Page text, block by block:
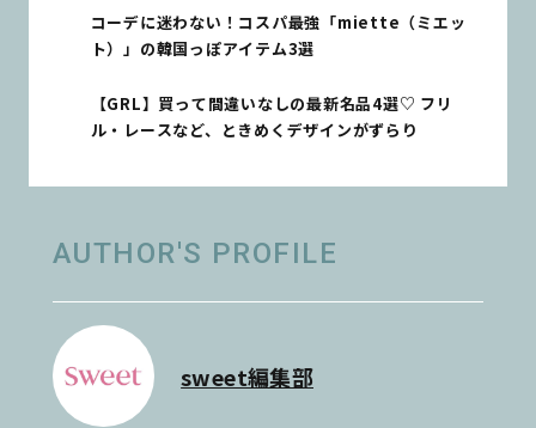
コーデに迷わない！コスパ最強「miette（ミエッ
ト）」の韓国っぽアイテム3選
【GRL】買って間違いなしの最新名品4選♡ フリ
ル・レースなど、ときめくデザインがずらり
AUTHOR'S PROFILE
sweet編集部